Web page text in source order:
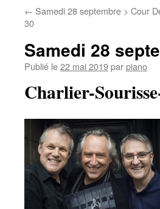
← Samedi 28 septembre > Cour
30
Samedi 28
Publié le22 mai 2019parpiano
Charlier-